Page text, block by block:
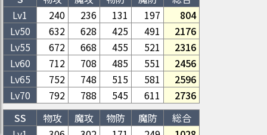
Lv1
240 236 131 197
804
Lv50 632 628 425 491
2176
Lv55 672 668 455 521
2316
Lv60 712 708 485 551
2456
Lv65 752 748 515 581
2596
Lv70 792 788 545 611
2736
SS
物攻 魔攻 物防 魔防
総合